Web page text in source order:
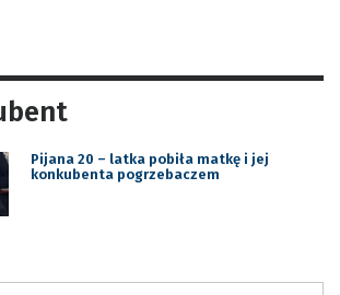
Pijana 20 – latka pobiła matkę i jej
konkubenta pogrzebaczem